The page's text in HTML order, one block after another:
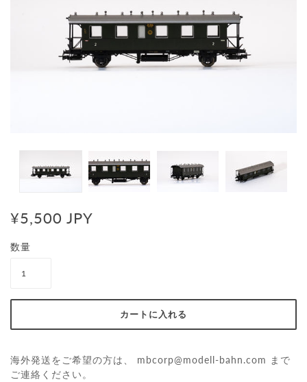
¥5,500 JPY
数量
海外発送をご希望の方は、 mbcorp@modell-bahn.com
まで
ご連絡ください。